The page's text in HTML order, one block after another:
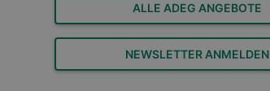
ALLE ADEG ANGEBOTE
NEWSLETTER ANMELDEN